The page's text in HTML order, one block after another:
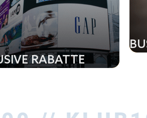
RABATTE